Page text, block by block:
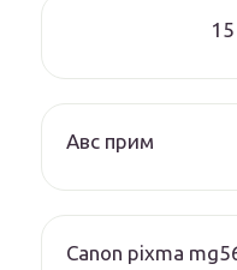
Авс прим
Canon pixma